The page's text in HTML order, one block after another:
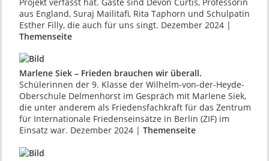
aus England, Suraj Mailitafi, Rita Taphorn und Schulpatin
Esther Filly, die auch für uns singt. Dezember 2024 |
Themenseite
Marlene Siek – Frieden brauchen wir überall.
Schülerinnen der 9. Klasse der Wilhelm-von-der-Heyde-
Oberschule Delmenhorst im Gespräch mit Marlene Siek,
die unter anderem als Friedensfachkraft für das Zentrum
für Internationale Friedenseinsätze in Berlin (ZIF) im
Einsatz war. Dezember 2024 | Themenseite